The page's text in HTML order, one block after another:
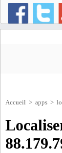
Accueil > apps >